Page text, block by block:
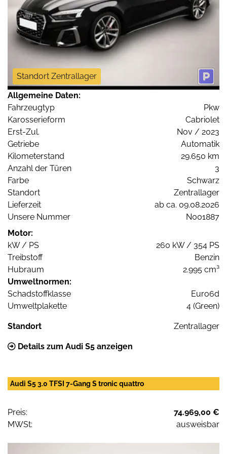
Standort Zentrallager
Allgemeine Daten:
Fahrzeugtyp
Pkw
Karosserieform
Cabriolet
Erst-Zul.
Nov / 2023
Getriebe
Automatik
Kilometerstand
29.650 km
Anzahl der Türen
3
Farbe
Schwarz
Standort
Zentrallager
Lieferzeit
ab ca. 09.08.2026
Unsere Nummer
N001887
Motor:
kW / PS
260 kW / 354 PS
Treibstoff
Benzin
Hubraum
2.995 cm³
Umweltnormen:
Schadstoffklasse
Euro6d
Umweltplakette
4 (Green)
Standort Zentrallager
Details zum Audi S5 anzeigen
Audi S5 3.0 TFSI 7-Gang S tronic quattro
Preis:
74.969,00 €
MWSt:
ausweisbar